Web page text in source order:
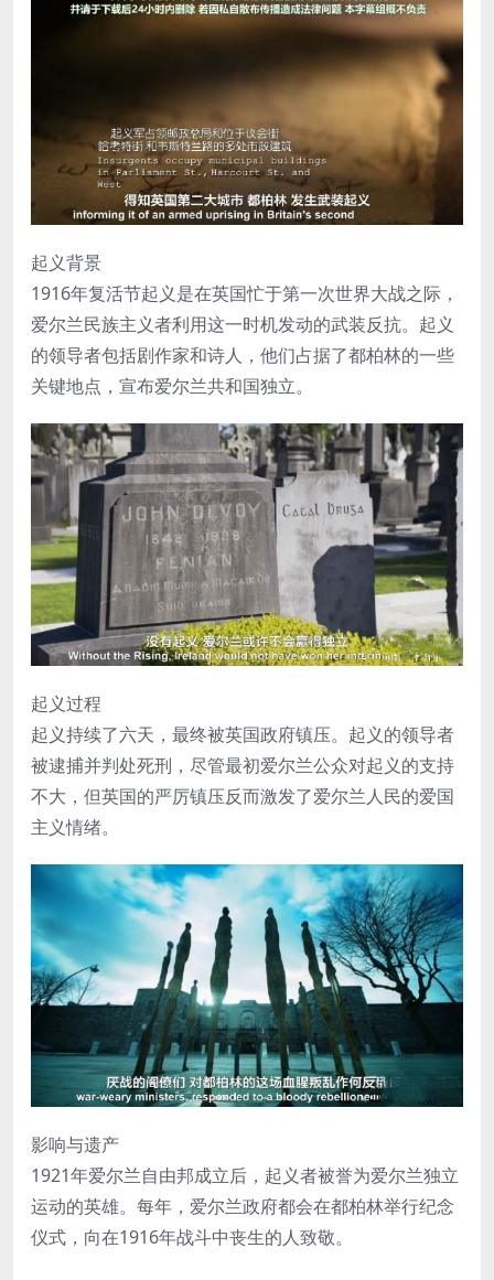
起义背景
1916年复活节起义是在英国忙于第一次世界大战之际，
爱尔兰民族主义者利用这一时机发动的武装反抗。起义
的领导者包括剧作家和诗人，他们占据了都柏林的一些
关键地点，宣布爱尔兰共和国独立。
起义过程
起义持续了六天，最终被英国政府镇压。起义的领导者
被逮捕并判处死刑，尽管最初爱尔兰公众对起义的支持
不大，但英国的严厉镇压反而激发了爱尔兰人民的爱国
主义情绪。
影响与遗产
1921年爱尔兰自由邦成立后，起义者被誉为爱尔兰独立
运动的英雄。每年，爱尔兰政府都会在都柏林举行纪念
仪式，向在1916年战斗中丧生的人致敬。